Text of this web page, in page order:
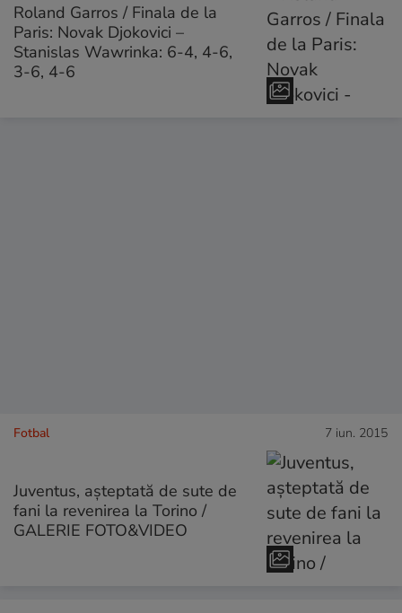
Roland Garros / Finala de la
Paris: Novak Djokovici –
Stanislas Wawrinka: 6-4, 4-6,
3-6, 4-6
Fotbal 7 iun. 2015
Juventus, aşteptată de sute de
fani la revenirea la Torino /
GALERIE FOTO&VIDEO